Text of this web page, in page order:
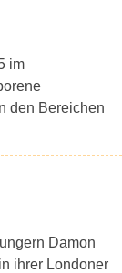
im
den Bereichen
Damon
ihrer Londoner